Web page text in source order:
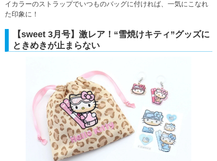
イカラーのストラップでいつものバッグに付ければ、一気にこなれ
た印象に！
【sweet 3月号】激レア！“雪焼けキティ”グッズに
ときめきが止まらない